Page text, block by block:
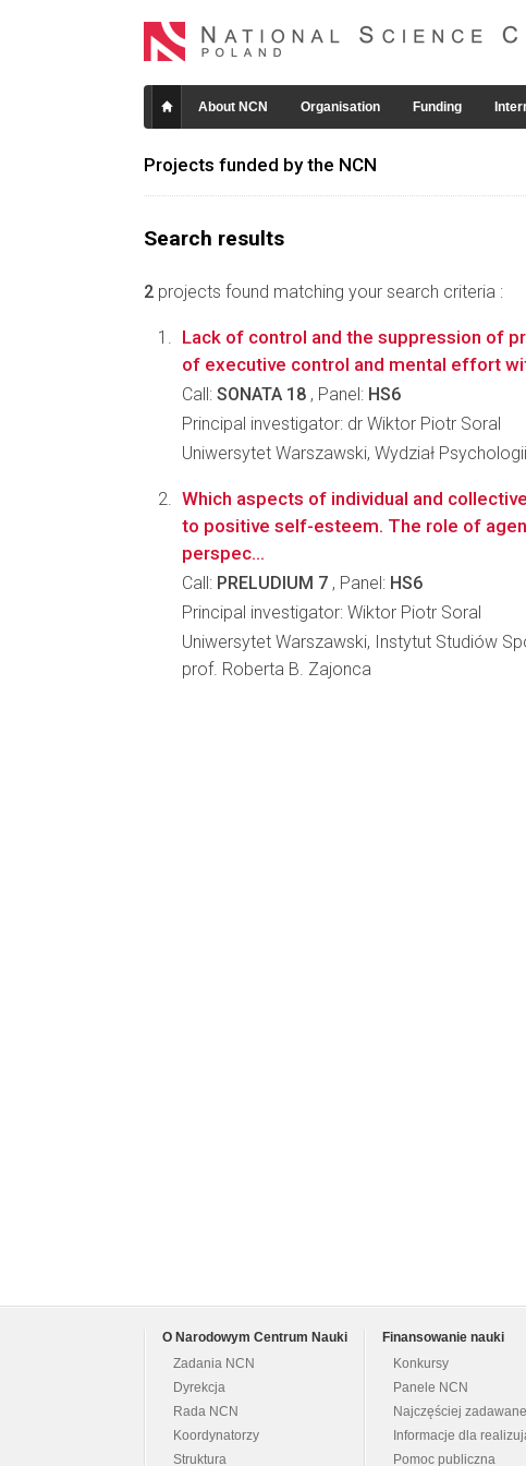
About NCN Organisation Funding
Projects funded by the NCN
Search results
2 projects found matching your search criteria :
Lack of control and the suppression of
of executive control and mental effort
Call: SONATA 18 , Panel: HS6
Principal investigator: dr Wiktor Piotr Soral
Uniwersytet Warszawski, Wydział Psychologii
Which aspects of individual and
to positive self-esteem. The role of
perspec...
Call: PRELUDIUM 7 , Panel: HS6
Principal investigator: Wiktor Piotr Soral
Uniwersytet Warszawski, Instytut Studiów
prof. Roberta B. Zajonca
O Narodowym Centrum Nauki
Zadania NCN
Dyrekcja
Rada NCN
Koordynatorzy
Struktura
Finansowanie nauki
Konkursy
Panele NCN
Najczęściej
Informacje dla
Pomoc publiczna